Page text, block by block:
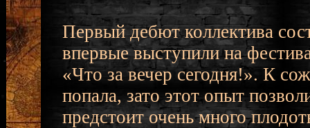
Первый дебют коллектива
впервые выступили на
«Что за вечер сегодня!». К
попала, зато этот опыт
предстоит очень много